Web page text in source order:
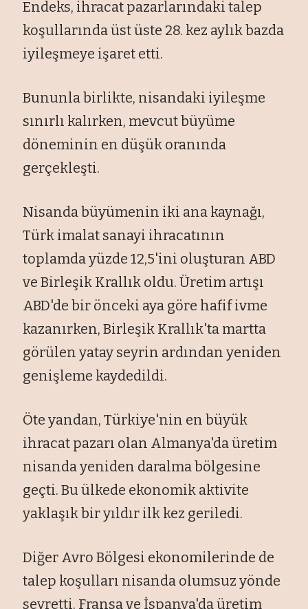
Endeks, ihracat pazarlarındaki talep
koşullarında üst üste 28. kez aylık bazda
iyileşmeye işaret etti.
Bununla birlikte, nisandaki iyileşme
sınırlı kalırken, mevcut büyüme
döneminin en düşük oranında
gerçekleşti.
Nisanda büyümenin iki ana kaynağı,
Türk imalat sanayi ihracatının
toplamda yüzde 12,5'ini oluşturan ABD
ve Birleşik Krallık oldu. Üretim artışı
ABD'de bir önceki aya göre hafif ivme
kazanırken, Birleşik Krallık'ta martta
görülen yatay seyrin ardından yeniden
genişleme kaydedildi.
Öte yandan, Türkiye'nin en büyük
ihracat pazarı olan Almanya'da üretim
nisanda yeniden daralma bölgesine
geçti. Bu ülkede ekonomik aktivite
yaklaşık bir yıldır ilk kez geriledi.
Diğer Avro Bölgesi ekonomilerinde de
talep koşulları nisanda olumsuz yönde
seyretti. Fransa ve İspanya'da üretim